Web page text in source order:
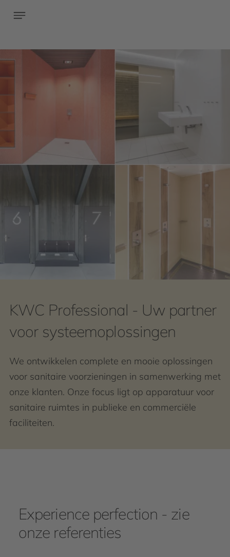
KWC Professional - Uw partner
voor systeemoplossingen
We ontwikkelen complete en mooie oplossingen
voor sanitaire voorzieningen in samenwerking met
onze klanten. Onze focus ligt op apparatuur voor
sanitaire ruimtes in publieke en commerciële
faciliteiten.
Experience perfection - zie
onze referenties